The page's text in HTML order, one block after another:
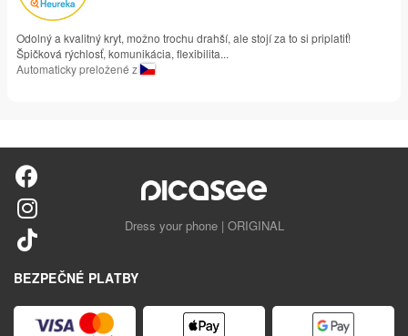
Odolný a kvalitný kryt, možno trochu drahší, ale stojí za to si priplatiť!
Špičková rýchlosť, komunikácia, flexibilita...
Automaticky preložené z
Dress your phone | ORIGINAL
BEZPEČNÉ PLATBY